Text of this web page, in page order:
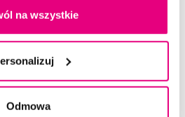
na wszystkie
Odmowa
Ci
ekspertów